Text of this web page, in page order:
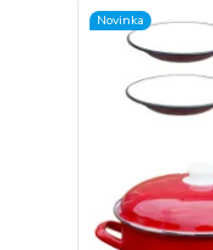
Novinka